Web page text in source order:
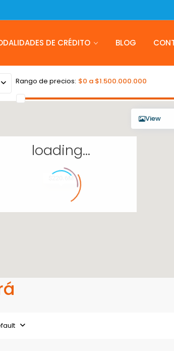
DE CRÉDITO BLOG
Rango de precios: $0 a $1.500.000.000
$220.6M
loading...
View